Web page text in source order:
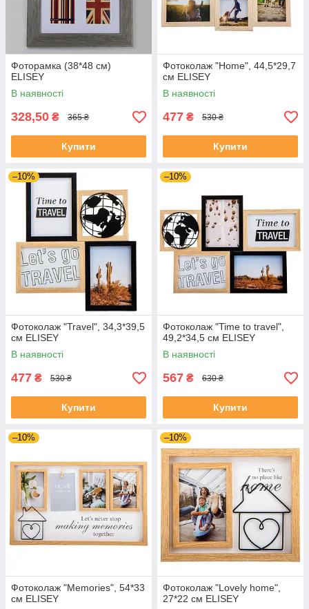
Фоторамка (38*48 см)
ELISEY
В наявності
328,50 ₴ 365 ₴
Купити
Фотоколаж "Home", 44,5*29,7
см ELISEY
В наявності
477 ₴ 530 ₴
Купити
–10%
Фотоколаж "Travel", 34,3*39,5
см ELISEY
В наявності
477 ₴ 530 ₴
Купити
–10%
Фотоколаж "Time to travel",
49,2*34,5 см ELISEY
В наявності
567 ₴ 630 ₴
Купити
–10%
Фотоколаж "Memories", 54*33
см ELISEY
–10%
Фотоколаж "Lovely home",
27*22 см ELISEY